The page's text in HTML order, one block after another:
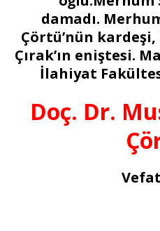
damadı.
Çörtü’nün
Çırak’ın eniştesi.
İlahiyat
Doç. Dr.